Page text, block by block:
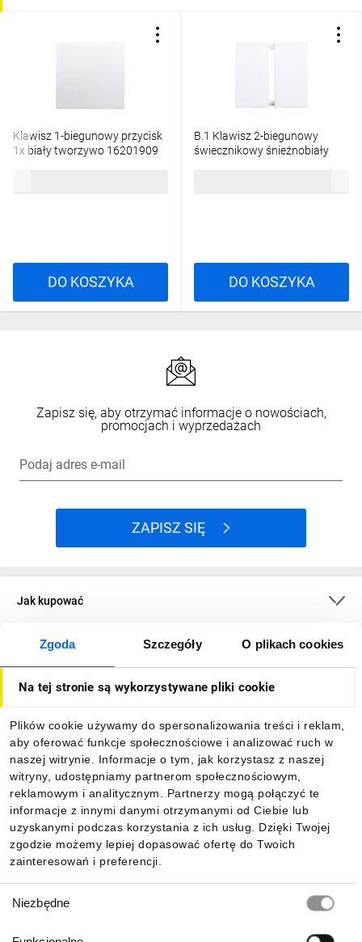
Zgoda Szczegóły O plikach cookies
Na tej stronie są wykorzystywane pliki cookie
Plików cookie używamy do spersonalizowania treści i reklam,
aby oferować funkcje społecznościowe i analizować ruch w
naszej witrynie. Informacje o tym, jak korzystasz z naszej
witryny, udostępniamy partnerom społecznościowym,
reklamowym i analitycznym. Partnerzy mogą połączyć te
informacje z innymi danymi otrzymanymi od Ciebie lub
uzyskanymi podczas korzystania z ich usług. Dzięki Twojej
zgodzie możemy lepiej dopasować ofertę do Twoich
zainteresowań i preferencji.
zgody
Niezbędne
Klawisz 1-biegunowy przycisk
1x biały tworzywo 16201909
DO KOSZYKA
B.1 Klawisz 2-biegunowy
świecznikowy śnieżnobiały
DO KOSZYKA
Zapisz się, aby otrzymać informacje o nowościach,
promocjach i wyprzedażach
Podaj adres e-mail
ZAPISZ SIĘ
Jak kupować
O firmie
Informacje
Pobierz naszą aplikację mobilną: